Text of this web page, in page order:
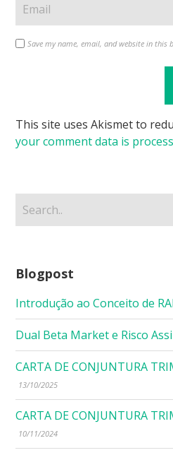
Save my name, email, and website in this
This site uses Akismet to
your comment data is
Blogpost
Introdução ao Conceito de
Dual Beta Market e Risco
CARTA DE CONJUNTURA
13/10/2025
CARTA DE CONJUNTURA
10/11/2024